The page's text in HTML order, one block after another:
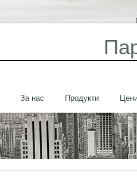
За нас Продукти